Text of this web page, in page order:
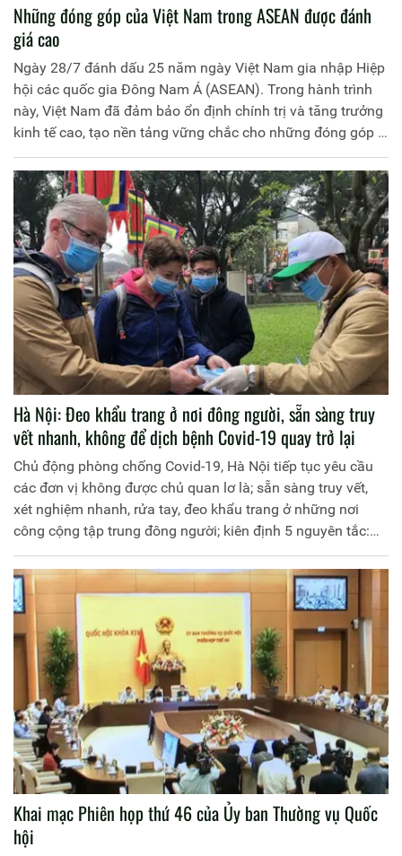
Những đóng góp của Việt Nam trong ASEAN được đánh
giá cao
Ngày 28/7 đánh dấu 25 năm ngày Việt Nam gia nhập Hiệp
hội các quốc gia Đông Nam Á (ASEAN). Trong hành trình
này, Việt Nam đã đảm bảo ổn định chính trị và tăng trưởng
kinh tế cao, tạo nền tảng vững chắc cho những đóng góp ý
nghĩa vào sự phát triển của ASEAN, cũng như góp phần
quan trọng đảm bảo hòa bình và an ninh cho khu vực.
Hà Nội: Đeo khẩu trang ở nơi đông người, sẵn sàng truy
vết nhanh, không để dịch bệnh Covid-19 quay trở lại
Chủ động phòng chống Covid-19, Hà Nội tiếp tục yêu cầu
các đơn vị không được chủ quan lơ là; sẵn sàng truy vết,
xét nghiệm nhanh, rửa tay, đeo khẩu trang ở những nơi
công cộng tập trung đông người; kiên định 5 nguyên tắc:
Ngăn chặn - phát hiện - cách ly - khoanh vùng - dập dịch...
Khai mạc Phiên họp thứ 46 của Ủy ban Thường vụ Quốc
hội